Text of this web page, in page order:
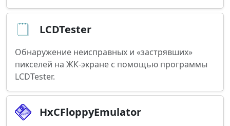
LCDTester
Обнаружение неисправных и «застрявших»
пикселей на ЖК-экране с помощью программы
LCDTester.
HxCFloppyEmulator